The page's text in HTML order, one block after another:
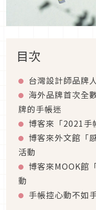
目次
台灣設計師品牌
海外品牌首次全
牌的手帳迷
博客來「2021手
博客來外文館「
活動
博客來MOOK館
動
手帳控心動不如